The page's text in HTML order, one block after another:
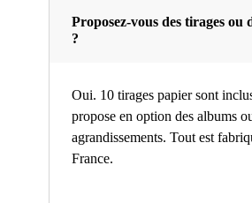
Proposez-vous des tirages ou
?
Oui. 10 tirages papier sont
propose en option des albums
agrandissements. Tout est
France.